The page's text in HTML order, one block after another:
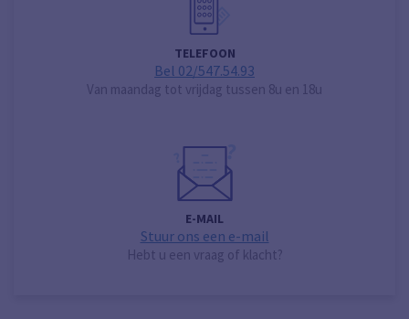
TELEFOON
Bel 02/547.54.93
Van maandag tot vrijdag tussen 8u en 18u
E-MAIL
Stuur ons een e-mail
Hebt u een vraag of klacht?